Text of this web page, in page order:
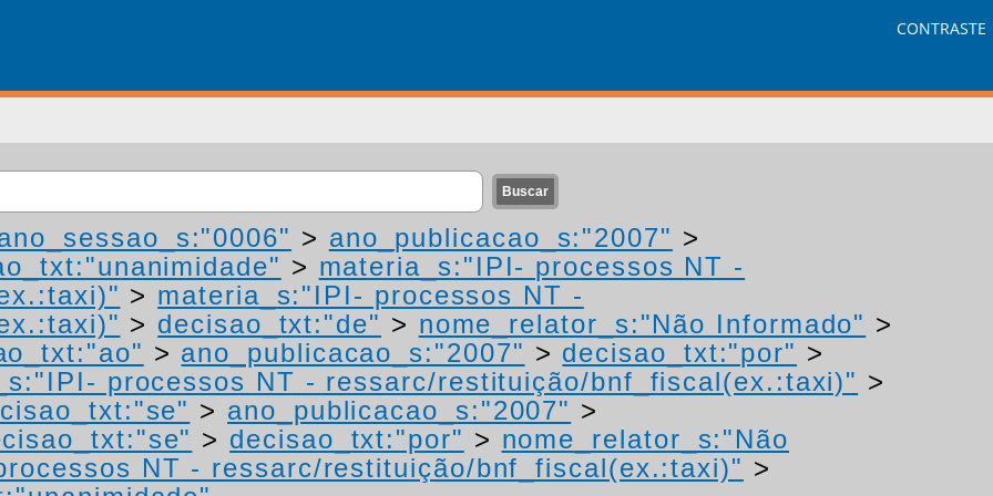
CONTRASTE
> ano_publicacao_s:"2007" >
> materia_s:"IPI- processos NT -
> materia_s:"IPI- processos NT -
> decisao_txt:"de" > nome_relator_s:"Não Informado" >
> ano_publicacao_s:"2007" > decisao_txt:"por" >
processos NT - ressarc/restituição/bnf_fiscal(ex.:taxi)" >
> ano_publicacao_s:"2007" >
> decisao_txt:"por" > nome_relator_s:"Não
NT - ressarc/restituição/bnf_fiscal(ex.:taxi)" >